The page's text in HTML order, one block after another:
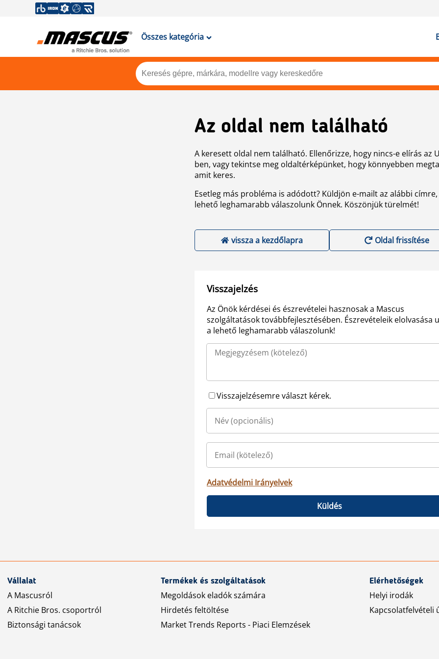
Összes kategória
Az oldal nem található
A keresett oldal nem található. Ellenőrizze, hogy nincs-e elírás az
ben, vagy tekintse meg oldaltérképünket, hogy könnyebben
amit keres.
Esetleg más probléma is adódott? Küldjön e-mailt az alábbi címre,
lehető leghamarabb válaszolunk Önnek. Köszönjük türelmét!
vissza a kezdőlapra Oldal frissítése
Visszajelzés
Az Önök kérdései és észrevételei hasznosak a Mascus
szolgáltatások továbbfejlesztésében. Észrevételeik elolvasása
a lehető leghamarabb válaszolunk!
Visszajelzésemre választ kérek.
Adatvédelmi Irányelvek
Küldés
Vállalat
A Mascusról
A Ritchie Bros. csoportról
Biztonsági tanácsok
Termékek és szolgáltatások
Megoldások eladók számára
Hirdetés feltöltése
Market Trends Reports - Piaci Elemzések
Elérhetőségek
Helyi irodák
Kapcsolatfelvételi